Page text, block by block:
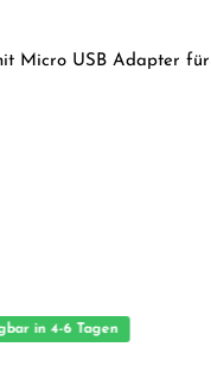
Micro USB Adapter
in 4-6 Tagen